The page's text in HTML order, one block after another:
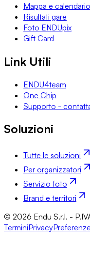
Mappa e calendario
Risultati gare
Foto ENDUpix
Gift Card
Link Utili
ENDU4team
One Chip
Supporto -
Soluzioni
Tutte le soluzioni
Per organizzatori
Servizio foto
Brand e territori
© 2026 Endu S.r.l. -
TerminiPrivacy